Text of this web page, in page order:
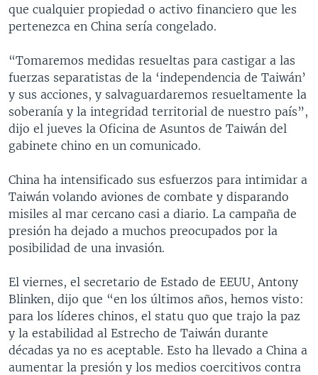
que cualquier propiedad o activo financiero que les
pertenezca en China sería congelado.
“Tomaremos medidas resueltas para castigar a las
fuerzas separatistas de la ‘independencia de Taiwán’
y sus acciones, y salvaguardaremos resueltamente la
soberanía y la integridad territorial de nuestro país”,
dijo el jueves la Oficina de Asuntos de Taiwán del
gabinete chino en un comunicado.
China ha intensificado sus esfuerzos para intimidar a
Taiwán volando aviones de combate y disparando
misiles al mar cercano casi a diario. La campaña de
presión ha dejado a muchos preocupados por la
posibilidad de una invasión.
El viernes, el secretario de Estado de EEUU, Antony
Blinken, dijo que “en los últimos años, hemos visto:
para los líderes chinos, el statu quo que trajo la paz
y la estabilidad al Estrecho de Taiwán durante
décadas ya no es aceptable. Esto ha llevado a China a
aumentar la presión y los medios coercitivos contra